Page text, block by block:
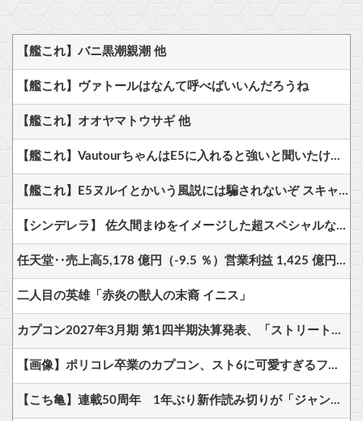
【艦これ】バニ黒潮親潮 他
【艦これ】ヴァトールはなんて呼べばいいんだろうね
【艦これ】オオヤマトウサギ 他
【艦これ】VautourちゃんはE5に入れると強いと聞いたけど どれくらいつよいのかしら
【艦これ】E5ヌルイとかいう風説には騙されないぞ スキャンプくらいヌルイのなら考える
【シンデレラ】 佐久間まゆをイメージした超スペシャルなネックレスが登場する件について
任天堂‥売上高5,178 億円（-9.5 ％）営業利益 1,425 億円（+150.5 %）
二人目の英雄「赤炎の獣人の末裔 イニス」
カプコン2027年3月期 第1四半期決算発表、「ストリートファイター6」の販売本数は6月末までに720万本、3か月で49万本の売上。
【画像】ポリコレ卒業のカプコン、スト6に可愛すぎるフィリピン人キャラ実装！
【こち亀】連載50周年 1年ぶり新作読み切りが「ジャンプ」に